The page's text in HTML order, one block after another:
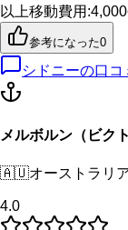
以上移動費用 :
参考になった0
シドニーの口コ
メルボルン（ビク
🇦🇺オーストラリ
4.0